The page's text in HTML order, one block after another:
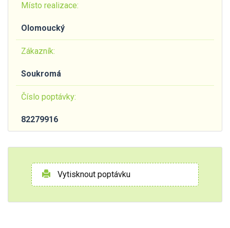
Místo realizace:
Olomoucký
Zákazník:
Soukromá
Číslo poptávky:
82279916
Vytisknout poptávku